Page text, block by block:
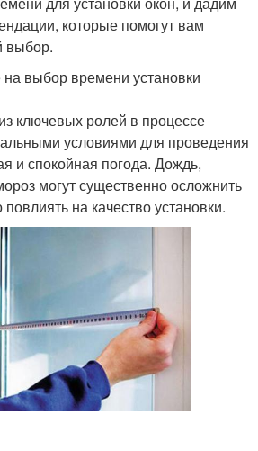
которые помогут вам
выбор.
выбор времени установки
ключевых ролей в процессе
условиями для проведения
и спокойная погода. Дождь,
могут существенно осложнить
на качество установки.